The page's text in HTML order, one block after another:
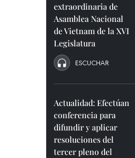
extraordinaria de
Asamblea Nacional
de Vietnam de la XVI
Legislatura
ESCUCHAR
Actualidad: Efectúan
conferencia para
difundir y aplicar
resoluciones del
tercer pleno del